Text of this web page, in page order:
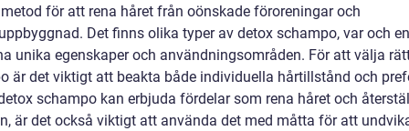
för att rena håret från oönskade föroreningar och
Det finns olika typer av detox schampo, var och
unika egenskaper och användningsområden. För att välja
är det viktigt att beakta både individuella hårtillstånd och
schampo kan erbjuda fördelar som rena håret och
är det också viktigt att använda det med måtta för att